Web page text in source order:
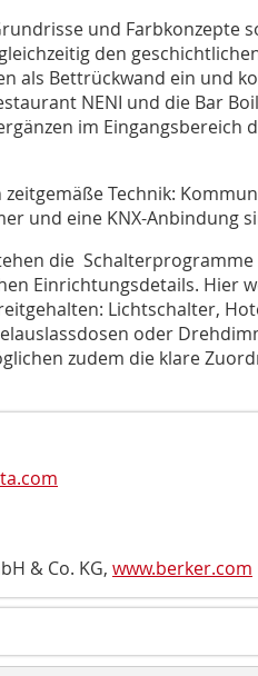
und Farbkonzepte
den
als Bettrückwand ein und
NENI und die Bar
im Eingangsbereich
Technik:
und eine KNX-Anbindung
die Schalterprogramme
Einrichtungsdetails. Hier
Lichtschalter,
oder
zudem die klare
& Co. KG, www.berker.com